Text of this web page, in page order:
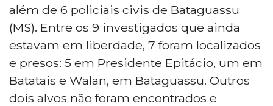
além de 6 policiais civis de Bataguassu
(MS). Entre os 9 investigados que ainda
estavam em liberdade, 7 foram localizados
e presos: 5 em Presidente Epitácio, um em
Batatais e Walan, em Bataguassu. Outros
dois alvos não foram encontrados e